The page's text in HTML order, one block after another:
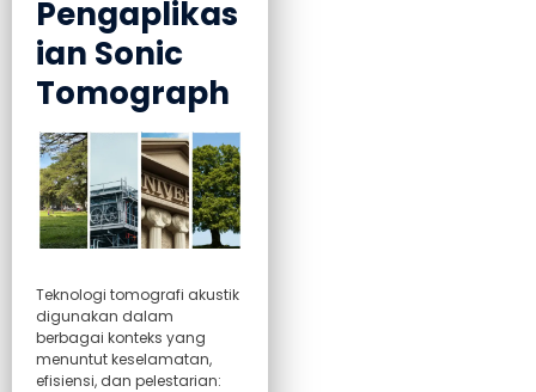
Pengaplikas
ian Sonic
Tomograph
Teknologi tomografi akustik
digunakan dalam
berbagai konteks yang
menuntut keselamatan,
efisiensi, dan pelestarian: